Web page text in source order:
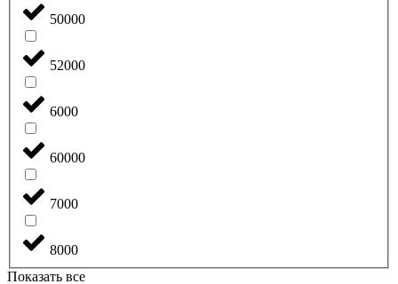
50000
52000
6000
60000
7000
8000
Показать все